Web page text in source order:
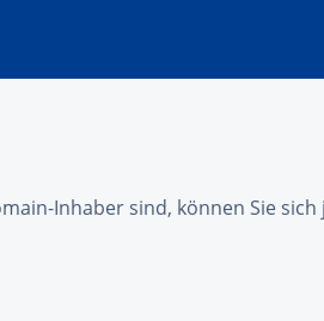
Inhaber sind, können Sie